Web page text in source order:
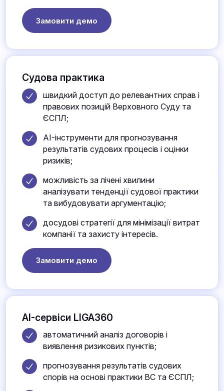
Замовити демо
Судова практика
швидкий доступ до релевантних справ і
правових позицій Верховного Суду та
ЄСПЛ;
AI-інструменти для прогнозування
результатів судових процесів і оцінки
ризиків;
можливість за лічені хвилини
аналізувати тенденції судової практики
та вибудовувати аргументацію;
досудові стратегії для мінімізації витрат
компанії та захисту інтересів.
Замовити демо
AI-сервіси LIGA360
автоматичний аналіз договорів і
виявлення ризикових пунктів;
прогнозування результатів судових
спорів на основі практики ВС та ЄСПЛ;